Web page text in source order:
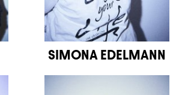
SIMONA EDELMANN